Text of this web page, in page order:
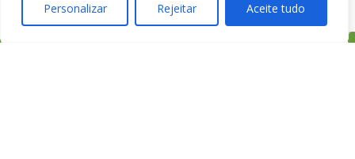
Personalizar Rejeitar Aceite tudo